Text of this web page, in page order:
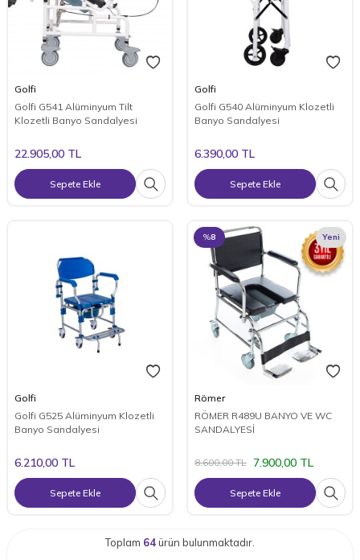
Golfi
Golfi G541 Alüminyum Tilt
Klozetli Banyo Sandalyesi
22.905,00 TL
Sepete Ekle
Golfi
Golfi G540 Alüminyum Klozetli
Banyo Sandalyesi
6.390,00 TL
Sepete Ekle
Golfi
Golfi G525 Alüminyum Klozetli
Banyo Sandalyesi
6.210,00 TL
Sepete Ekle
%8 Yeni
Römer
RÖMER R489U BANYO VE WC
SANDALYESİ
8.600,00TL 7.900,00 TL
Sepete Ekle
Toplam 64ürün bulunmaktadır.